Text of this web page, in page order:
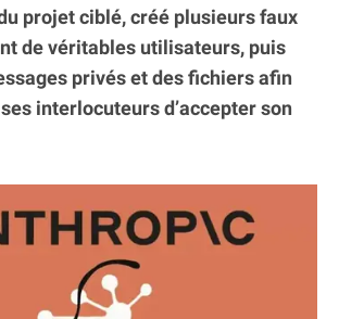
projet ciblé, créé plusieurs faux
de véritables utilisateurs, puis
privés et des fichiers afin
interlocuteurs d’accepter son